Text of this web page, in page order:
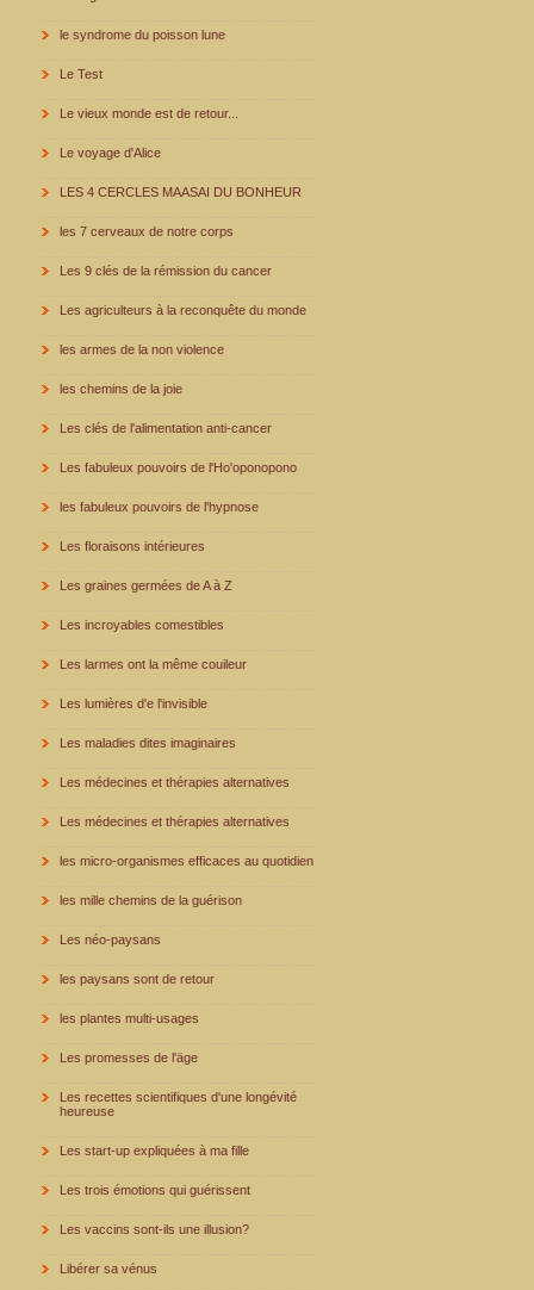
le syndrome du poisson lune
Le Test
Le vieux monde est de retour...
Le voyage d'Alice
LES 4 CERCLES MAASAI DU BONHEUR
les 7 cerveaux de notre corps
Les 9 clés de la rémission du cancer
Les agriculteurs à la reconquête du monde
les armes de la non violence
les chemins de la joie
Les clés de l'alimentation anti-cancer
Les fabuleux pouvoirs de l'Ho'oponopono
les fabuleux pouvoirs de l'hypnose
Les floraisons intérieures
Les graines germées de A à Z
Les incroyables comestibles
Les larmes ont la même couileur
Les lumières d'e l'invisible
Les maladies dites imaginaires
Les médecines et thérapies alternatives
Les médecines et thérapies alternatives
les micro-organismes efficaces au quotidien
les mille chemins de la guérison
Les néo-paysans
les paysans sont de retour
les plantes multi-usages
Les promesses de l'äge
Les recettes scientifiques d'une longévité
heureuse
Les start-up expliquées à ma fille
Les trois émotions qui guérissent
Les vaccins sont-ils une illusion?
Libérer sa vénus